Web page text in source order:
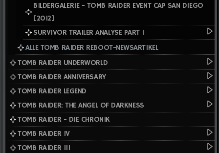
BILDERGALERIE - TOMB RAIDER EVENT CAP SAN DIEGO
[2012]
SURVIVOR TRAILER ANALYSE PART I
ALLE TOMB RAIDER REBOOT-NEWSARTIKEL
TOMB RAIDER UNDERWORLD
TOMB RAIDER ANNIVERSARY
TOMB RAIDER LEGEND
TOMB RAIDER: THE ANGEL OF DARKNESS
TOMB RAIDER - DIE CHRONIK
TOMB RAIDER IV
TOMB RAIDER III